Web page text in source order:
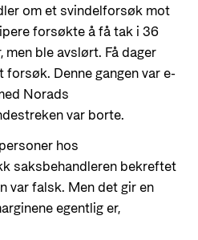
lenker
om et svindelforsøk mot
forsøkte å få tak i 36
ble avslørt. Få dager
forsøk. Denne gangen var e-
Norads
var borte.
hos
saksbehandleren bekreftet
var falsk. Men det gir en
egentlig er,